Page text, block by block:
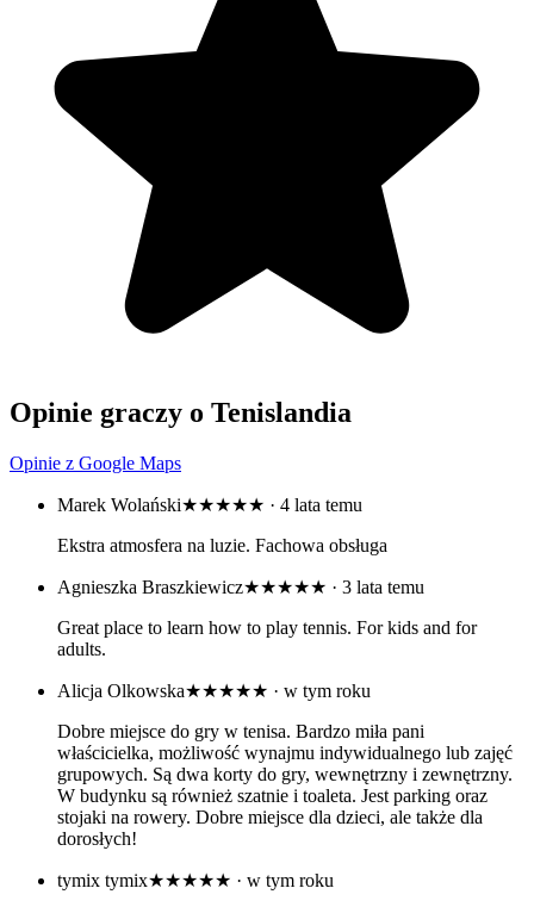
Opinie graczy o Tenislandia
Opinie z Google Maps
Marek Wolański★★★★★ · 4 lata temu
Ekstra atmosfera na luzie. Fachowa obsługa
Agnieszka Braszkiewicz★★★★★ · 3 lata temu
Great place to learn how to play tennis. For kids and for
adults.
Alicja Olkowska★★★★★ · w tym roku
Dobre miejsce do gry w tenisa. Bardzo miła pani
właścicielka, możliwość wynajmu indywidualnego lub zajęć
grupowych. Są dwa korty do gry, wewnętrzny i zewnętrzny.
W budynku są również szatnie i toaleta. Jest parking oraz
stojaki na rowery. Dobre miejsce dla dzieci, ale także dla
dorosłych!
tymix tymix★★★★★ · w tym roku